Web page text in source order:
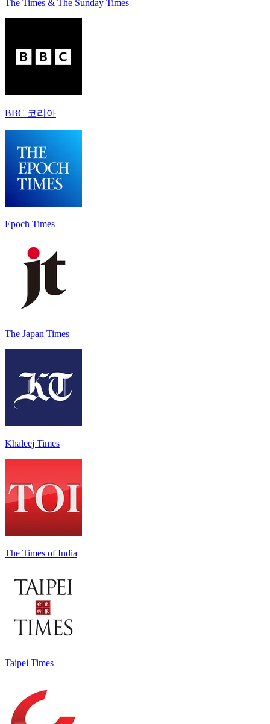
The Times & The Sunday Times
BBC 코리아
Epoch Times
The Japan Times
Khaleej Times
The Times of India
Taipei Times